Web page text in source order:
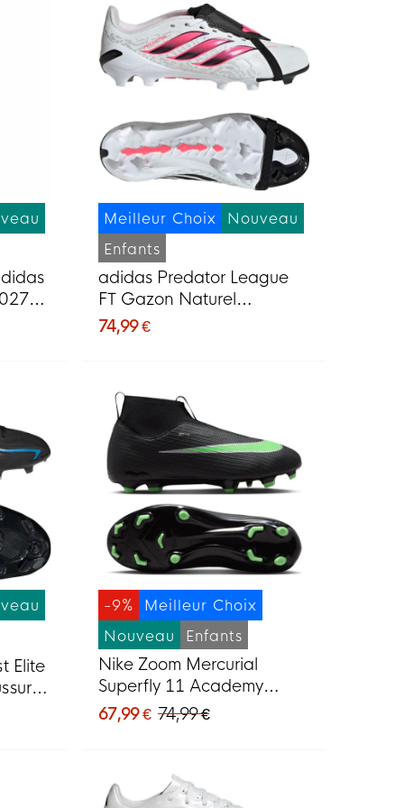
Meilleur Choix
Nouveau
Enfants
adidas Predator League
FT Gazon Naturel
Chaussures de Foot (FG)
74,99 €
Elite
Meilleur Choix
-9%
Nouveau
Enfants
Nike Zoom Mercurial
Superfly 11 Academy
Gazon Naturel Artificiel
Chaussures de Foot (MG)
67,99 € 74,99 €